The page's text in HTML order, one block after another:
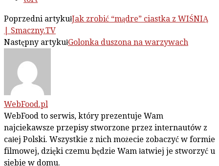
Poprzedni artykułJak zrobić “mądre” ciastka z WIŚNIĄ
| Smaczny.TV
Następny artykułGolonka duszona na warzywach
WebFood.pl
WebFood to serwis, który prezentuje Wam
najciekawsze przepisy stworzone przez internautów z
całej Polski. Wszystkie z nich możecie zobaczyć w formie
filmowej, dzięki czemu będzie Wam łatwiej je stworzyć u
siebie w domu.